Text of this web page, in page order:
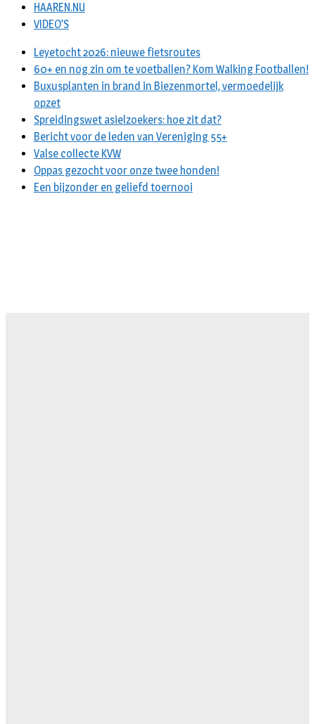
HAAREN.NU
VIDEO’S
Leyetocht 2026: nieuwe fietsroutes
60+ en nog zin om te voetballen? Kom Walking Footballen!
Buxusplanten in brand in Biezenmortel, vermoedelijk
opzet
Spreidingswet asielzoekers: hoe zit dat?
Bericht voor de leden van Vereniging 55+
Valse collecte KVW
Oppas gezocht voor onze twee honden!
Een bijzonder en geliefd toernooi